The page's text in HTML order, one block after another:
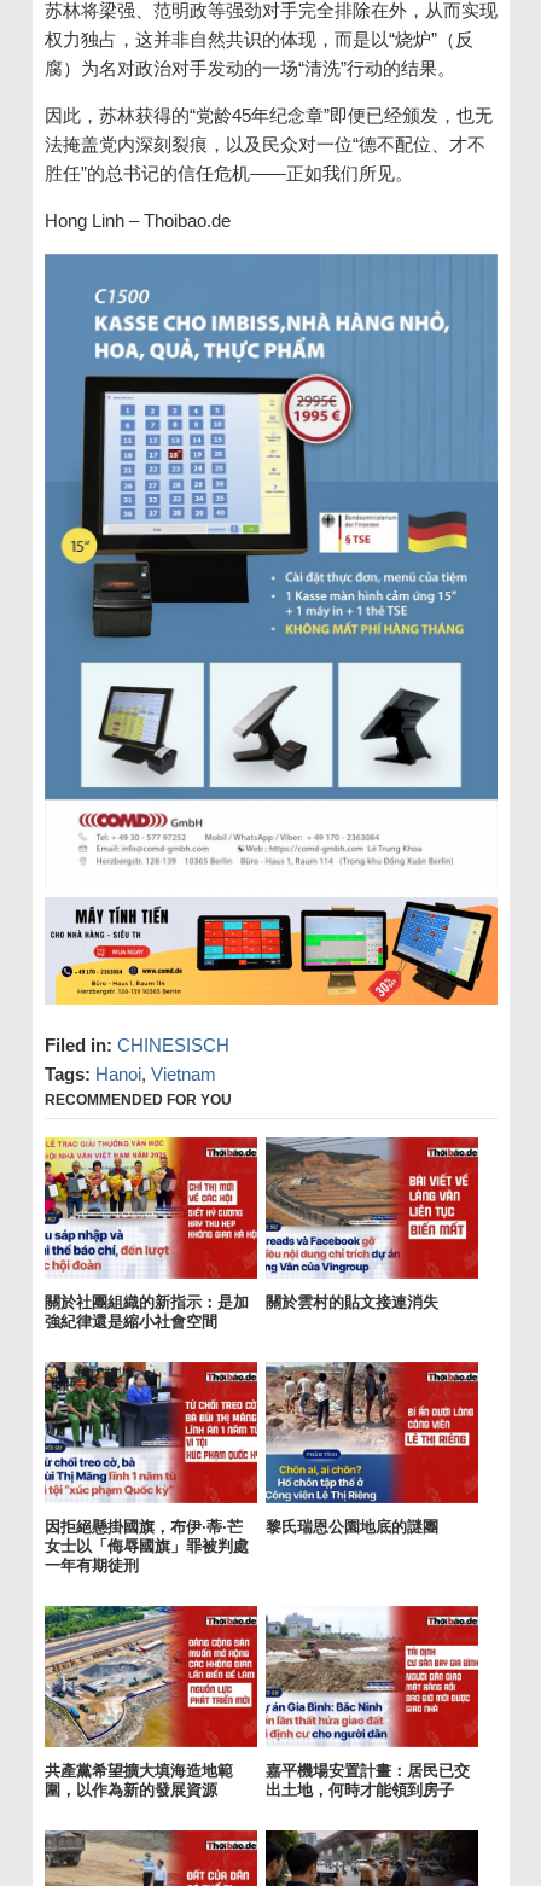
苏林将梁强、范明政等强劲对手完全排除在外，从而实现
权力独占，这并非自然共识的体现，而是以“烧炉”（反
腐）为名对政治对手发动的一场“清洗”行动的结果。
因此，苏林获得的“党龄45年纪念章”即便已经颁发，也无
法掩盖党内深刻裂痕，以及民众对一位“德不配位、才不
胜任”的总书记的信任危机——正如我们所见。
Hong Linh – Thoibao.de
Filed in: CHINESISCH
Tags: Hanoi, Vietnam
RECOMMENDED FOR YOU
關於社團組織的新指示：是加
強紀律還是縮小社會空間
關於雲村的貼文接連消失
因拒絕懸掛國旗，布伊·蒂·芒
女士以「侮辱國旗」罪被判處
一年有期徒刑
黎氏瑞恩公園地底的謎團
共產黨希望擴大填海造地範
圍，以作為新的發展資源
嘉平機場安置計畫：居民已交
出土地，何時才能領到房子